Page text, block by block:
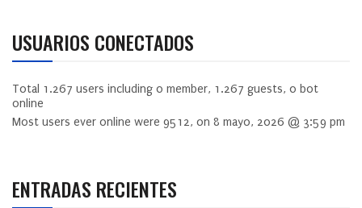
USUARIOS CONECTADOS
Total 1.267 users including 0 member, 1.267 guests, 0 bot
online
Most users ever online were 9512, on 8 mayo, 2026 @ 3:59 pm
ENTRADAS RECIENTES